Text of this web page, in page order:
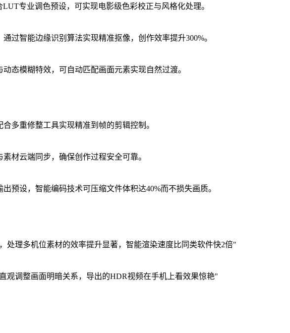
专业调色预设，可实现电影级色彩校正与风格化处理。
过智能边缘识别算法实现精准抠像，创作效率提升300%。
态模糊特效，可自动匹配画面元素实现自然过渡。
多重修整工具实现精准到帧的剪辑控制。
材云端同步，确保创作过程安全可靠。
预设，智能编码技术可压缩文件体积达40%而不损失画质。
处理多机位素材的效率提升显著，智能渲染速度比同类软件快2倍"
观调整画面明暗关系，导出的HDR视频在手机上看效果惊艳"